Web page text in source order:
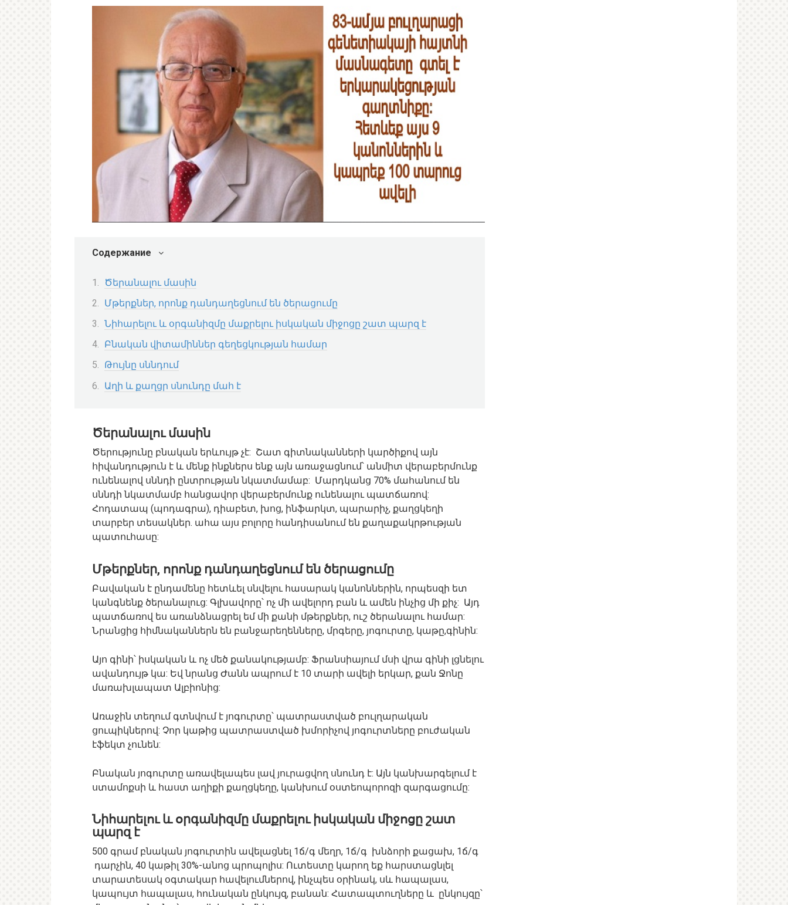
Содержание
Ծերանալու մասին
Մթերքներ, որոնք դանդաղեցնում են ծերացումը
Նիհարելու և օրգանիզմը մաքրելու իսկական միջոցը շատ պարզ է
Բնական վիտամիններ գեղեցկության համար
Թույնը սննդում
Աղի և քաղցր սնունդը մահ է
Ծերանալու մասին
Ծերությունը բնական երևույթ չէ: Շատ գիտնականների կարծիքով այն
հիվանդություն է և մենք ինքներս ենք այն առաջացնում՝ անմիտ վերաբերմունք
ունենալով սննդի ընտրության նկատմամաբ: Մարդկանց 70% մահանում են
սննդի նկատմամբ հանցավոր վերաբերմունք ունենալու պատճառով:
Հոդատապ (պոդագրա), դիաբետ, խոց, ինֆարկտ, պարարիչ, քաղցկեղի
տարբեր տեսակներ. ահա այս բոլորը հանդիսանում են քաղաքակրթության
պատուհասը:
Մթերքներ, որոնք դանդաղեցնում են ծերացումը
Բավական է ընդամենը հետևել սնվելու հասարակ կանոններին, որպեսզի ետ
կանգնենք ծերանալուց: Գլխավորը՝ ոչ մի ավելորդ բան և ամեն ինչից մի քիչ: Այդ
պատճառով ես առանձնացրել եմ մի քանի մթերքներ, ուշ ծերանալու համար:
Նրանցից հիմնականներն են բանջարեղենները, մրգերը, յոգուրտը, կաթը,գինին:
Այո գինի՝ իսկական և ոչ մեծ քանակությամբ: Ֆրանսիայում մսի վրա գինի լցնելու
ավանդույթ կա: Եվ նրանց Ժանն ապրում է 10 տարի ավելի երկար, քան Ջոնը
մառախլապատ Ալբիոնից:
Առաջին տեղում գտնվում է յոգուրտը՝ պատրաստված բուլղարական
ցուպիկներով: Չոր կաթից պատրաստված խմորիչով յոգուրտները բուժական
էֆեկտ չունեն:
Բնական յոգուրտը առավելապես լավ յուրացվող սնունդ է: Այն կանխարգելում է
ստամոքսի և հաստ աղիքի քաղցկեղը, կանխում օստեոպորոզի զարգացումը:
Նիհարելու և օրգանիզմը մաքրելու իսկական միջոցը շատ
պարզ է
500 գրամ բնական յոգուրտին ավելացնել 1ճ/գ մեղր, 1ճ/գ խնձորի քացախ, 1ճ/գ
դարչին, 40 կաթիլ 30%-անոց պրոպոլիս: Ուտեստը կարող եք հարստացնլել
տարատեսակ օգտակար հավելումներով, ինչպես օրինակ, սև հապալաս,
կապույտ հապալաս, հունական ընկույզ, բանան: Հատապտուղները և ընկույզը՝